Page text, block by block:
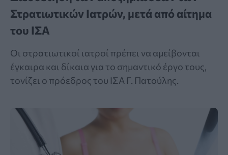
Στρατιωτικών Ιατρών, μετά από αίτημα
του ΙΣΑ
Οι στρατιωτικοί ιατροί πρέπει να αμείβονται
έγκαιρα και δίκαια για το σημαντικό έργο τους,
τονίζει ο πρόεδρος του ΙΣΑ Γ. Πατούλης.